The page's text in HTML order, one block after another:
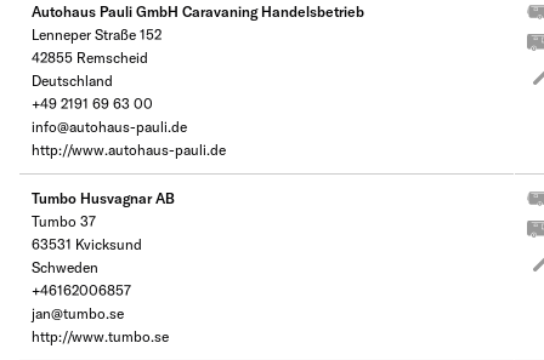
Autohaus Pauli GmbH Caravaning Handelsbetrieb
Lenneper Straße 152
42855 Remscheid
Deutschland
+49 2191 69 63 00
info@autohaus-pauli.de
http://www.autohaus-pauli.de
Tumbo Husvagnar AB
Tumbo 37
63531 Kvicksund
Schweden
+46162006857
jan@tumbo.se
http://www.tumbo.se